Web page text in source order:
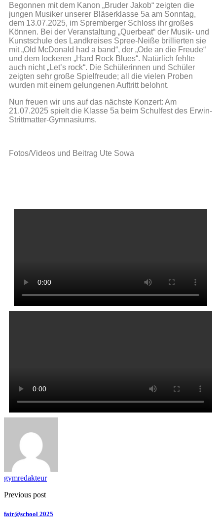
Begonnen mit dem Kanon „Bruder Jakob“ zeigten die
jungen Musiker unserer Bläserklasse 5a am Sonntag,
dem 13.07.2025, im Spremberger Schloss ihr großes
Können. Bei der Veranstaltung „Querbeat“ der Musik- und
Kunstschule des Landkreises Spree-Neiße brillierten sie
mit „Old McDonald had a band“, der „Ode an die Freude“
und dem lockeren „Hard Rock Blues“. Natürlich fehlte
auch nicht „Let’s rock“. Die Schülerinnen und Schüler
zeigten sehr große Spielfreude; all die vielen Proben
wurden mit einem gelungenen Auftritt belohnt.
Nun freuen wir uns auf das nächste Konzert: Am
21.07.2025 spielt die Klasse 5a beim Schulfest des Erwin-
Strittmatter-Gymnasiums.
Fotos/Videos und Beitrag Ute Sowa
gymredakteur
Previous post
fair@school 2025